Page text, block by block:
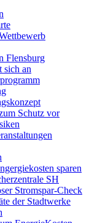
Flensburg
sich an
Schutz vor
sparen
SH
Stromspar-Check
der Stadtwerke